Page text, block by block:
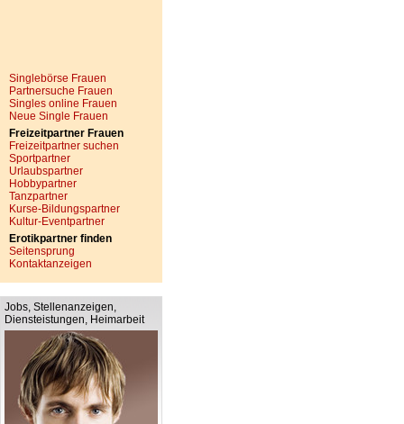
Singlebörse Frauen
Partnersuche Frauen
Singles online Frauen
Neue Single Frauen
Freizeitpartner Frauen
Freizeitpartner suchen
Sportpartner
Urlaubspartner
Hobbypartner
Tanzpartner
Kurse-Bildungspartner
Kultur-Eventpartner
Erotikpartner finden
Seitensprung
Kontaktanzeigen
Jobs, Stellenanzeigen,
Diensteistungen, Heimarbeit